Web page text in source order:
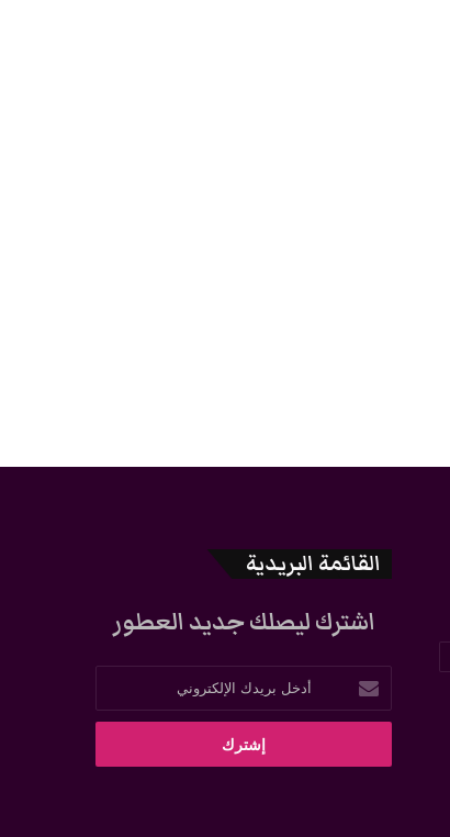
القائمة البريدية
اشترك ليصلك جديد العطور
بريدك
الإلكتروني